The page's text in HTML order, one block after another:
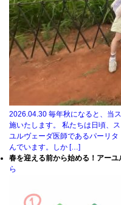
2026.04.30 毎年秋になると、当
施いたします。 私たちは日頃、
ユルヴェーダ医師であるパーリ
んでいます。しか […]
春を迎える前から始める！アー
ら